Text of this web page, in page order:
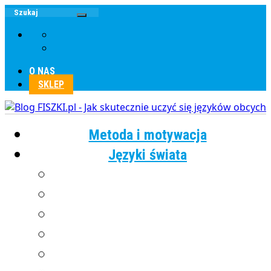
O NAS
SKLEP
Metoda i motywacja
Języki świata